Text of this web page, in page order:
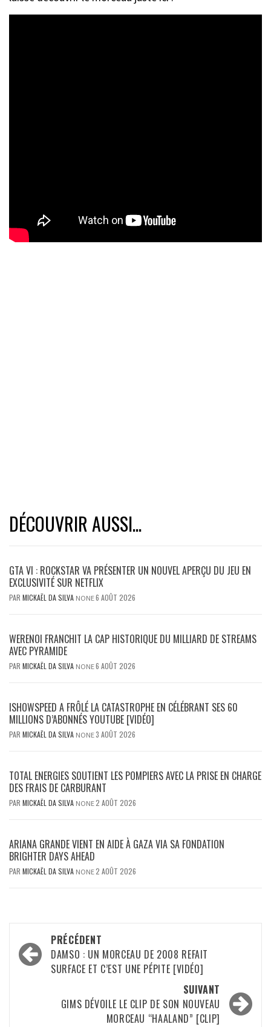
DÉCOUVRIR AUSSI...
GTA VI : ROCKSTAR VA PRÉSENTER UN NOUVEL APERÇU DU JEU EN
EXCLUSIVITÉ SUR NETFLIX
PAR MICKAËL DA SILVA NONE6 AOÛT 2026
WERENOI FRANCHIT LA CAP HISTORIQUE DU MILLIARD DE STREAMS
AVEC PYRAMIDE
PAR MICKAËL DA SILVA NONE6 AOÛT 2026
ISHOWSPEED A FRÔLÉ LA CATASTROPHE EN CÉLÉBRANT SES 60
MILLIONS D’ABONNÉS YOUTUBE [VIDÉO]
PAR MICKAËL DA SILVA NONE3 AOÛT 2026
TOTAL ENERGIES SOUTIENT LES POMPIERS AVEC LA PRISE EN CHARGE
DES FRAIS DE CARBURANT
PAR MICKAËL DA SILVA NONE2 AOÛT 2026
ARIANA GRANDE VIENT EN AIDE À GAZA VIA SA FONDATION
BRIGHTER DAYS AHEAD
PAR MICKAËL DA SILVA NONE2 AOÛT 2026
Navigation
d’article
PRÉCÉDENT
DAMSO : UN MORCEAU DE 2008 REFAIT
SURFACE ET C’EST UNE PÉPITE [VIDÉO]
SUIVANT
GIMS DÉVOILE LE CLIP DE SON NOUVEAU
MORCEAU “HAALAND” [CLIP]